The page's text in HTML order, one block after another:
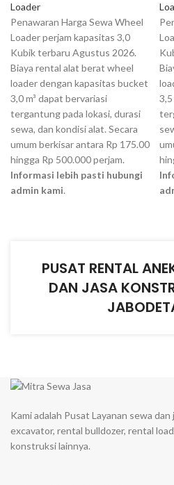
Loader
Penawaran Harga Sewa Wheel
Loader perjam kapasitas 3,0
Kubik terbaru Agustus 2026.
Biaya rental alat berat wheel
loader dengan kapasitas bucket
3,0 m³ dapat bervariasi
tergantung pada lokasi, durasi
sewa, dan kondisi alat. Secara
umum berkisar antara Rp 175.00
hingga Rp 500.000 perjam.
Informasi lebih pasti hubungi
admin kami.
PUSAT RENTAL
DAN JASA
Kami adalah Pusat Layanan sewa
excavator, rental bulldozer, rental
konstruksi lainnya.